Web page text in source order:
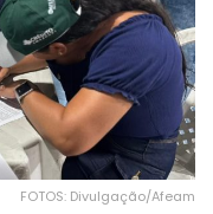
FOTOS: Divulgação/Afeam